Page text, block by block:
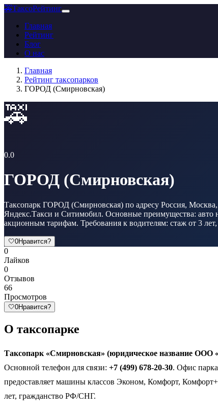
🚕ТаксоРейтинг
Главная
Рейтинг
Блог
О нас
Главная
Рейтинг таксопарков
ГОРОД (Смирновская)
🚕
0.0
ГОРОД (Смирновская)
Таксопарк ГОРОД (Смирновская) по адресу Россия,
Яндекс.Такси и Ситимобил. Основные преимущества: авто
акционным тарифам. Требования к водителям: стаж от 3
🤍0Нравится?
0
Лайков
0
Отзывов
66
Просмотров
🤍0Нравится?
О таксопарке
Таксопарк «Смирновская» (юридическое название
Основной телефон для связи: +7 (499) 678-20-30. Офис
предоставляет машины классов Эконом, Комфорт,
лет, гражданство РФ/СНГ.